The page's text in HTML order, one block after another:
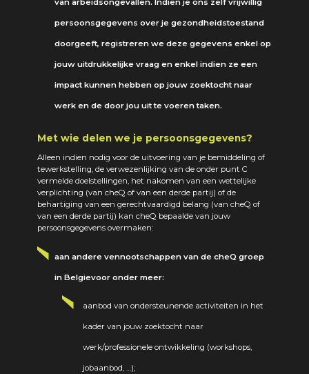
van arbeidsongevallen. Indien je ons zelf vrijwillig
persoonsgegevens over je gezondheidstoestand
doorgeeft, registreren we deze gegevens enkel op
jouw uitdrukkelijke vraag en enkel indien ze een
impact kunnen hebben op jouw zoektocht naar
werk en de door jou uit te voeren taken.
Met wie delen we je persoonsgegevens?
Alleen indien nodig voor de uitvoering van je bemiddeling of
tewerkstelling, de verwezenlijking van de onder punt C
vermelde doelstellingen, het nakomen van een wettelijke
verplichting (van cheQ of van een derde partij) of de
behartiging van een gerechtvaardigd belang (van cheQ of
van een derde partij) kan cheQ bepaalde van jouw
persoonsgegevens overmaken:
aan andere vennootschappen van de cheQ groep
in Belgievoor onder meer:
aanbod van ondersteunende activiteiten in het
kader van jouw zoektocht naar
werk/professionele ontwikkeling (workshops,
jobaanbod, …);